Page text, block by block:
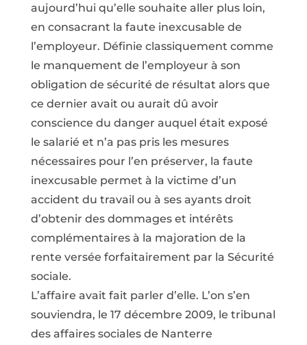
aujourd’hui qu’elle souhaite aller plus loin,
en consacrant la faute inexcusable de
l’employeur. Définie classiquement comme
le manquement de l’employeur à son
obligation de sécurité de résultat alors que
ce dernier avait ou aurait dû avoir
conscience du danger auquel était exposé
le salarié et n’a pas pris les mesures
nécessaires pour l’en préserver, la faute
inexcusable permet à la victime d’un
accident du travail ou à ses ayants droit
d’obtenir des dommages et intérêts
complémentaires à la majoration de la
rente versée forfaitairement par la Sécurité
sociale.
L’affaire avait fait parler d’elle. L’on s’en
souviendra, le 17 décembre 2009, le tribunal
des affaires sociales de Nanterre